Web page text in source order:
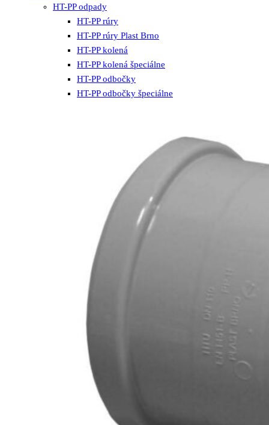
HT-PP odpady
HT-PP rúry
HT-PP rúry Plast Brno
HT-PP kolená
HT-PP kolená špeciálne
HT-PP odbočky
HT-PP odbočky špeciálne